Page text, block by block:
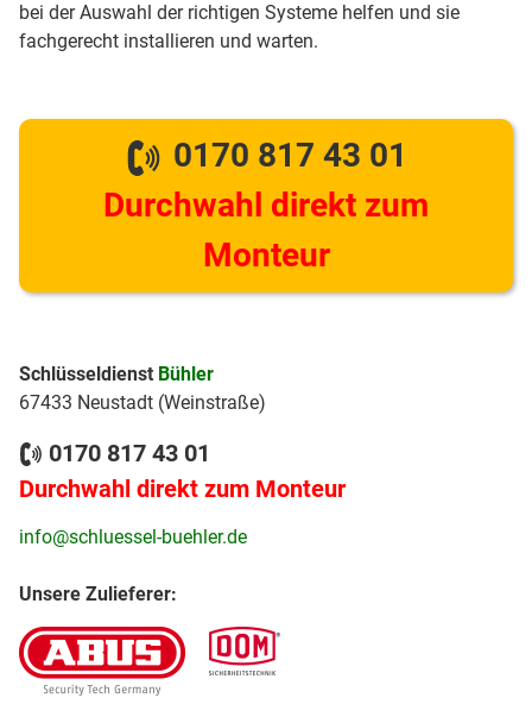
bei der Auswahl der richtigen Systeme helfen und sie
fachgerecht installieren und warten.
0170 817 43 01
Durchwahl direkt zum
Monteur
Schlüsseldienst Bühler
67433 Neustadt (Weinstraße)
0170 817 43 01
Durchwahl direkt zum Monteur
info@schluessel-buehler.de
Unsere Zulieferer: